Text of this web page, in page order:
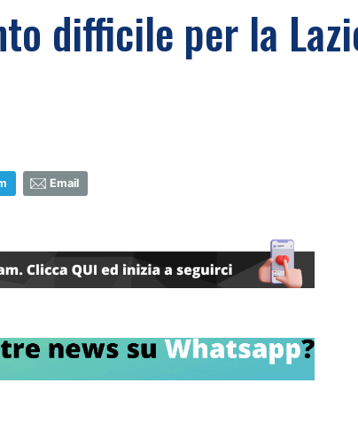
difficile per la
Email